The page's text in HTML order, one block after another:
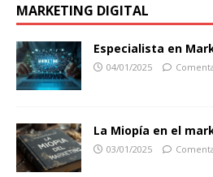
MARKETING DIGITAL
Especialista en
04/01/2025
La Miopía en el
03/01/2025